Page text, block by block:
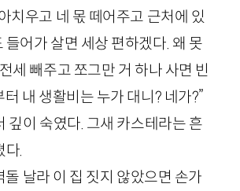
치우고 네 몫 떼어주고 근처에 있
들어가 살면 세상 편하겠다. 왜 못
세 빼주고 쪼그만 거 하나 사면 빈
내 생활비는 누가 대니? 네가?”
깊이 숙였다. 그새 카스테라는 흔
다.
돌 날라 이 집 짓지 않았으면 손가